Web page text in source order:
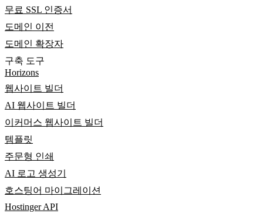
무료 SSL 인증서
도메인 이전
도메인 확장자
구축 도구
Horizons
웹사이트 빌더
AI 웹사이트 빌더
이커머스 웹사이트 빌더
템플릿
주문형 인쇄
AI 로고 생성기
호스팅어 마이그레이션
Hostinger API